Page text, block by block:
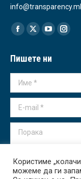
Find us on:
Facebook
opens
in
new
X
opens
in
YouTube
opens
in
in
Пишете ни
Име *
E-mail *
Порака
Користиме
можеме да ги